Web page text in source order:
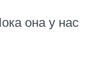
она у нас